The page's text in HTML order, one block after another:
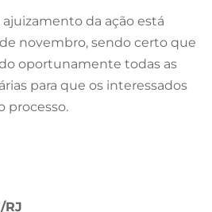
da ação está
novembro, sendo certo que
oportunamente todas as
para que os interessados
processo.
RJ